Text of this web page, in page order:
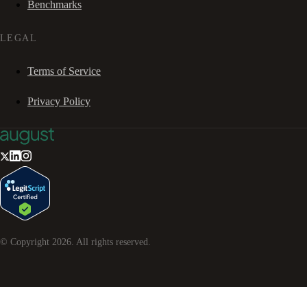
Benchmarks
LEGAL
Terms of Service
Privacy Policy
© Copyright 2026. All rights reserved.